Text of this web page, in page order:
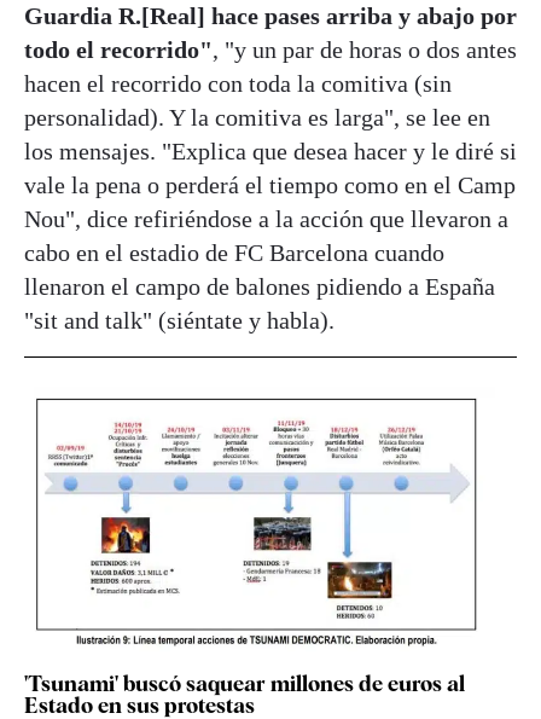
Guardia R.[Real] hace pases arriba y abajo por
todo el recorrido", "y un par de horas o dos antes
hacen el recorrido con toda la comitiva (sin
personalidad). Y la comitiva es larga", se lee en
los mensajes. "Explica que desea hacer y le diré si
vale la pena o perderá el tiempo como en el Camp
Nou", dice refiriéndose a la acción que llevaron a
cabo en el estadio de FC Barcelona cuando
llenaron el campo de balones pidiendo a España
"sit and talk" (siéntate y habla).
'Tsunami' buscó saquear millones de euros al
Estado en sus protestas